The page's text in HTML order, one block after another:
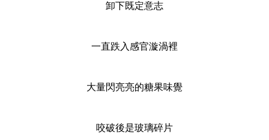
卸下既定意志
一直跌入感官漩渦裡
大量閃亮亮的糖果味覺
咬破後是玻璃碎片